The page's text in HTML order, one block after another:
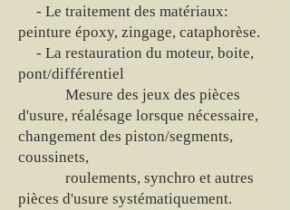
- Le traitement des matériaux:
peinture époxy, zingage, cataphorèse.
- La restauration du moteur, boite,
pont/différentiel
Mesure des jeux des pièces
d'usure, réalésage lorsque nécessaire,
changement des piston/segments,
coussinets,
roulements, synchro et autres
pièces d'usure systématiquement.